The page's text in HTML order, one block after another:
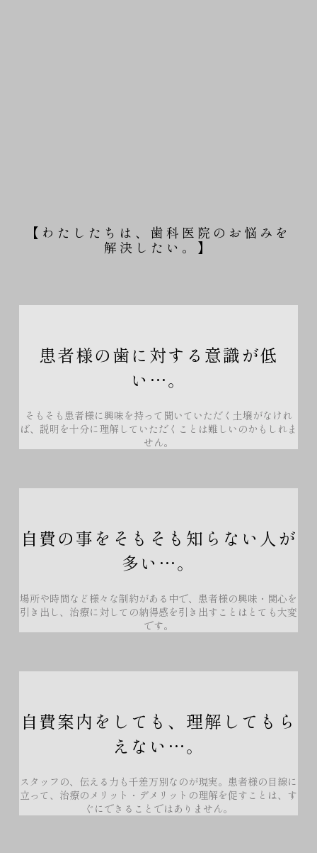
【わたしたちは、歯科医院のお悩みを
解決したい。】
患者様の歯に対する意識が低
い…。
そもそも患者様に興味を持って聞いていただく土壌がなけれ
ば、説明を十分に理解していただくことは難しいのかもしれま
せん。
自費の事をそもそも知らない人が
多い…。
場所や時間など様々な制約がある中で、患者様の興味・関心を
引き出し、治療に対しての納得感を引き出すことはとても大変
です。
自費案内をしても、理解してもら
えない…。
スタッフの、伝える力も千差万別なのが現実。患者様の目線に
立って、治療のメリット・デメリットの理解を促すことは、す
ぐにできることではありません。